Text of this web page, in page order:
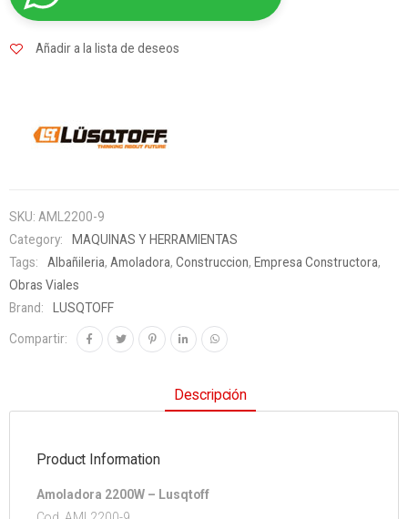
Añadir a la lista de deseos
SKU: AML2200-9
Category:
MAQUINAS Y HERRAMIENTAS
Tags:
Albañileria, Amoladora, Construccion, Empresa Constructora,
Obras Viales
Brand:
LUSQTOFF
Compartir:
Descripción
Product Information
Amoladora 2200W – Lusqtoff